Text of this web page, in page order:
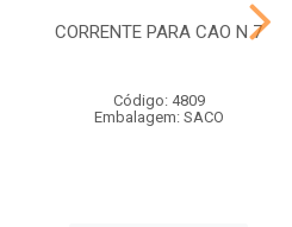
CORRENTE PARA CAO N 7
Código: 4809
Embalagem: SACO